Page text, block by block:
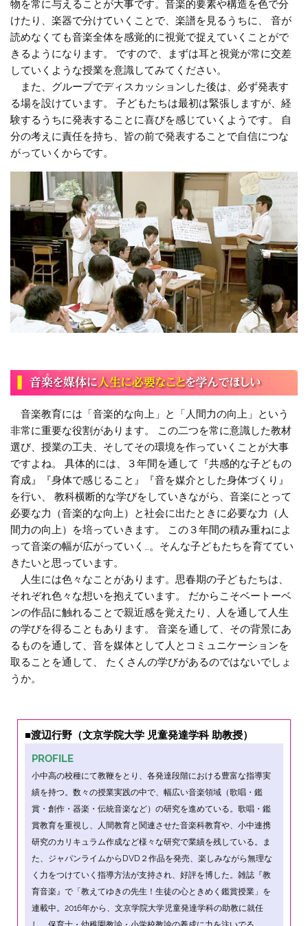
物を常に与えることが大事です。音楽的要素や構造を色で分
けたり、楽器で分けていくことで、楽譜を見るうちに、 音が
読めなくても音楽全体を感覚的に視覚で捉えていくことがで
きるようになります。 ですので、まずは耳と視覚が常に交差
していくような授業を意識してみてください。
また、グループでディスカッションした後は、必ず発表す
る場を設けています。 子どもたちは最初は緊張しますが、経
験するうちに発表することに喜びを感じていくようです。 自
分の考えに責任を持ち、皆の前で発表することで自信につな
がっていくからです。
音楽教育には「音楽的な向上」と「人間力の向上」という
非常に重要な役割があります。 この二つを常に意識した教材
選び、授業の工夫、そしてその環境を作っていくことが大事
ですよね。 具体的には、３年間を通して『共感的な子どもの
育成』『身体で感じること』『音を媒介とした身体づくり』
を行い、 教科横断的な学びをしていきながら、音楽にとって
必要な力（音楽的な向上）と社会に出たときに必要な力（人
間力の向上）を培っていきます。 この３年間の積み重ねによ
って音楽の幅が広がっていく…。そんな子どもたちを育ててい
きたいと思っています。
人生には色々なことがあります。思春期の子どもたちは、
それぞれ色々な想いを抱えています。 だからこそベートーベ
ンの作品に触れることで親近感を覚えたり、人を通して人生
の学びを得ることもあります。 音楽を通して、その背景にあ
るものを通して、音を媒体として人とコミュニケーションを
取ることを通して、 たくさんの学びがあるのではないでしょ
うか。
■渡辺行野（文京学院大学 児童発達学科 助教授）
PROFILE
小中高の校種にて教鞭をとり、各発達段階における豊富な指導実
績を持つ。数々の授業実践の中で、幅広い音楽領域（歌唱・鑑
賞・創作・器楽・伝統音楽など）の研究を進めている。歌唱・鑑
賞教育を重視し、人間教育と関連させた音楽科教育や、小中連携
研究のカリキュラム作成など様々な研究で業績を残している。ま
た、ジャパンライムからDVD２作品を発売、楽しみながら無理な
く力をつけていく指導方法が支持され、好評を博した。雑誌『教
育音楽』で「教えてゆきの先生！生徒の心ときめく鑑賞授業」を
連載中。2016年から、文京学院大学児童発達学科の助教に就任